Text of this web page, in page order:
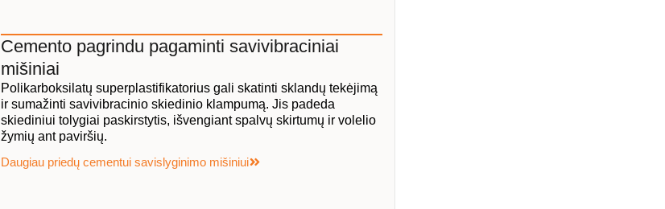
Cemento pagrindu pagaminti savivibraciniai
mišiniai
Polikarboksilatų superplastifikatorius gali skatinti sklandų tekėjimą
ir sumažinti savivibracinio skiedinio klampumą. Jis padeda
skiediniui tolygiai paskirstytis, išvengiant spalvų skirtumų ir volelio
žymių ant paviršių.
Daugiau priedų cementui savislyginimo mišiniui